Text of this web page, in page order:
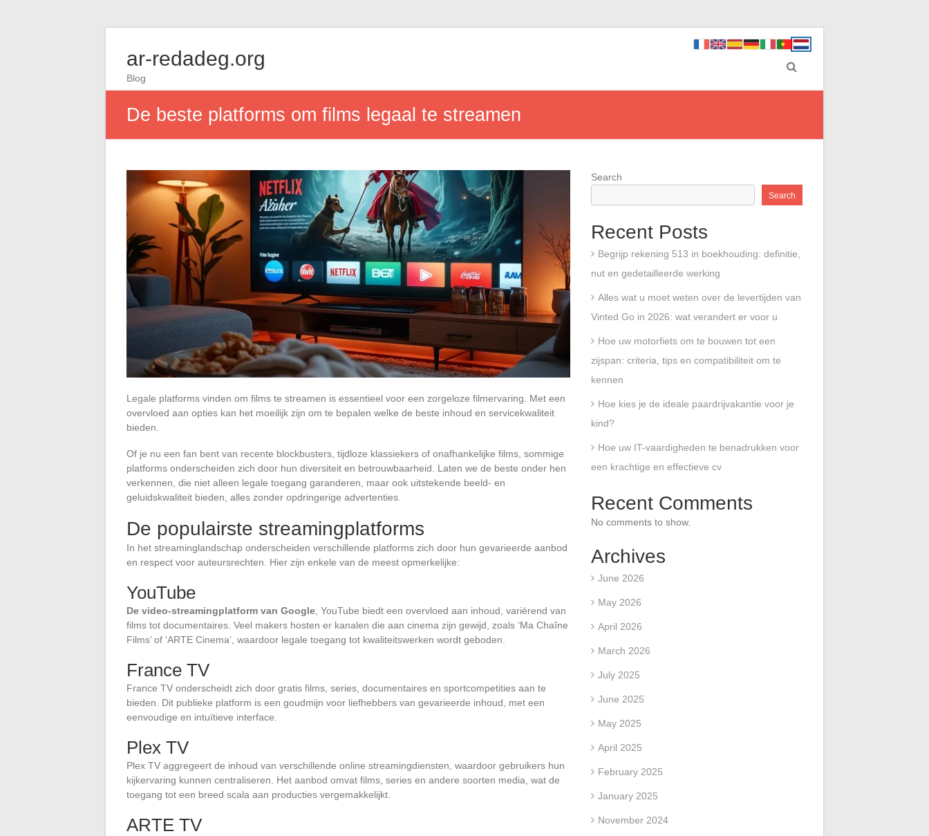
ar-redadeg.org
Blog
De beste platforms om films legaal te streamen
Legale platforms vinden om films te streamen is essentieel voor een zorgeloze filmervaring. Met een
overvloed aan opties kan het moeilijk zijn om te bepalen welke de beste inhoud en servicekwaliteit
bieden.
Of je nu een fan bent van recente blockbusters, tijdloze klassiekers of onafhankelijke films, sommige
platforms onderscheiden zich door hun diversiteit en betrouwbaarheid. Laten we de beste onder hen
verkennen, die niet alleen legale toegang garanderen, maar ook uitstekende beeld- en
geluidskwaliteit bieden, alles zonder opdringerige advertenties.
De populairste streamingplatforms
In het streaminglandschap onderscheiden verschillende platforms zich door hun gevarieerde aanbod
en respect voor auteursrechten. Hier zijn enkele van de meest opmerkelijke:
YouTube
De video-streamingplatform van Google , YouTube biedt een overvloed aan inhoud, variërend van
films tot documentaires. Veel makers hosten er kanalen die aan cinema zijn gewijd, zoals ‘Ma Chaîne
Films’ of ‘ARTE Cinema’, waardoor legale toegang tot kwaliteitswerken wordt geboden.
France TV
France TV onderscheidt zich door gratis films, series, documentaires en sportcompetities aan te
bieden. Dit publieke platform is een goudmijn voor liefhebbers van gevarieerde inhoud, met een
eenvoudige en intuïtieve interface.
Plex TV
Plex TV aggregeert de inhoud van verschillende online streamingdiensten, waardoor gebruikers hun
kijkervaring kunnen centraliseren. Het aanbod omvat films, series en andere soorten media, wat de
toegang tot een breed scala aan producties vergemakkelijkt.
ARTE TV
Search
Search
Recent Posts
Begrijp rekening 513 in boekhouding: definitie,
nut en gedetailleerde werking
Alles wat u moet weten over de levertijden van
Vinted Go in 2026: wat verandert er voor u
Hoe uw motorfiets om te bouwen tot een
zijspan: criteria, tips en compatibiliteit om te
kennen
Hoe kies je de ideale paardrijvakantie voor je
kind?
Hoe uw IT-vaardigheden te benadrukken voor
een krachtige en effectieve cv
Recent Comments
No comments to show.
Archives
June 2026
May 2026
April 2026
March 2026
July 2025
June 2025
May 2025
April 2025
February 2025
January 2025
November 2024